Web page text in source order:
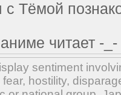
с Тёмой
читает -_-
sentiment
fear, hostility,